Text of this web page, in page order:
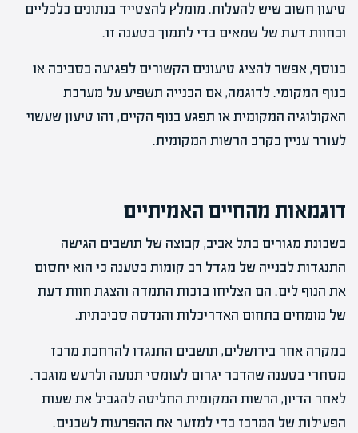
טיעון חשוב שיש להעלות. מומלץ להצטייד בנתונים כלכליים
ובחוות דעת של שמאים כדי לתמוך בטענה זו.
בנוסף, אפשר להציג טיעונים הקשורים לפגיעה בסביבה או
בנוף המקומי. לדוגמה, אם הבנייה תשפיע על מערכת
האקולוגיה המקומית או תפגע בנוף הקיים, זהו טיעון שעשוי
לעורר עניין בקרב הרשות המקומית.
דוגמאות מהחיים האמיתיים
בשכונת מגורים בתל אביב, קבוצה של תושבים הגישה
התנגדות לבנייה של מגדל רב קומות בטענה כי הוא יחסום
את הנוף לים. הם הצליחו בזכות התמדה והצגת חוות דעת
של מומחים בתחום האדריכלות והנדסה סביבתית.
במקרה אחר בירושלים, תושבים התנגדו להרחבת מרכז
מסחרי בטענה שהדבר יגרום לעומסי תנועה ולרעש מוגבר.
לאחר הדיון, הרשות המקומית החליטה להגביל את שעות
הפעילות של המרכז כדי למזער את ההפרעות לשכנים.